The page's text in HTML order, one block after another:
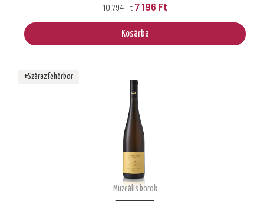
10 794 Ft 7 196 Ft
Kosárba
Muzeális borok
#Száraz fehérbor